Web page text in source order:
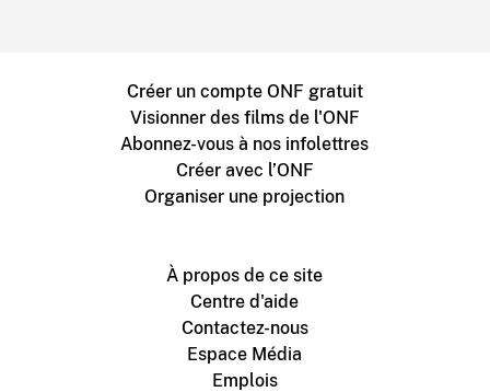
Créer un compte ONF gratuit
Visionner des films de l'ONF
Abonnez-vous à nos infolettres
Créer avec l’ONF
Organiser une projection
À propos de ce site
Centre d'aide
Contactez-nous
Espace Média
Emplois